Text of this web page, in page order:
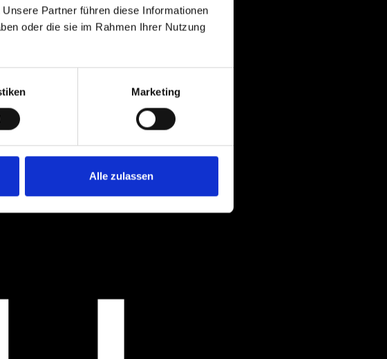
Partner führen diese Informationen
oder die sie im Rahmen Ihrer Nutzung
Marketing
Alle zulassen